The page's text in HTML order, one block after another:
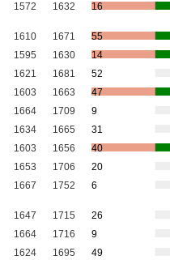
1572 1632 16
1610 1671
55
1595 1630
14
1621 1681
52
1603 1663
47
1664 1709
9
1634 1665
31
1603 1656
40
1653 1706
20
1667 1752 6
1647 1715
26
1664 1716
9
1624 1695
49